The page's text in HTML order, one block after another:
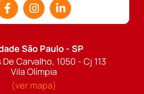
São Paulo - SP
De Carvalho, 1050 - Cj 113
Vila Olímpia
(ver mapa)